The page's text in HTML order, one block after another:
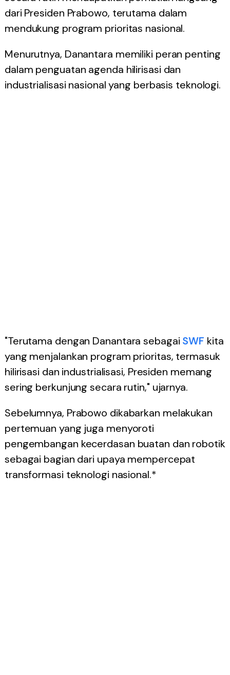
dari Presiden Prabowo, terutama dalam
mendukung program prioritas nasional.
Menurutnya, Danantara memiliki peran penting
dalam penguatan agenda hilirisasi dan
industrialisasi nasional yang berbasis teknologi.
"Terutama dengan Danantara sebagai SWF kita
yang menjalankan program prioritas, termasuk
hilirisasi dan industrialisasi, Presiden memang
sering berkunjung secara rutin," ujarnya.
Sebelumnya, Prabowo dikabarkan melakukan
pertemuan yang juga menyoroti
pengembangan kecerdasan buatan dan robotik
sebagai bagian dari upaya mempercepat
transformasi teknologi nasional.*